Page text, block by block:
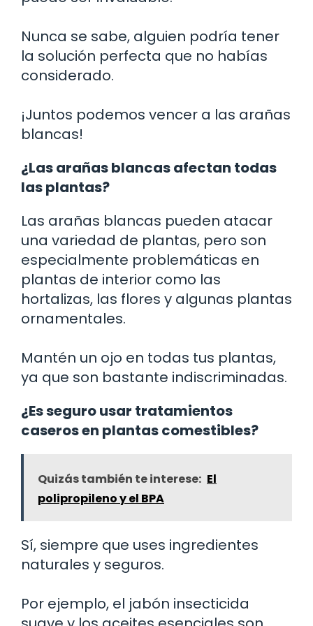
Nunca se sabe, alguien podría tener
la solución perfecta que no habías
considerado.
¡Juntos podemos vencer a las arañas
blancas!
¿Las arañas blancas afectan todas
las plantas?
Las arañas blancas pueden atacar
una variedad de plantas, pero son
especialmente problemáticas en
plantas de interior como las
hortalizas, las flores y algunas plantas
ornamentales.
Mantén un ojo en todas tus plantas,
ya que son bastante indiscriminadas.
¿Es seguro usar tratamientos
caseros en plantas comestibles?
Quizás también te interese: El
polipropileno y el BPA
Sí, siempre que uses ingredientes
naturales y seguros.
Por ejemplo, el jabón insecticida